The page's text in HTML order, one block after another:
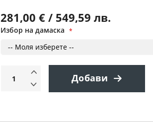
281,00 € / 549,59 лв.
Избор на дамаска
Добави